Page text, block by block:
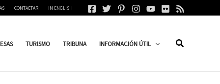
CONTACTAR IN ENGLISH
TURISMO TRIBUNA INFORMACIÓN ÚTIL